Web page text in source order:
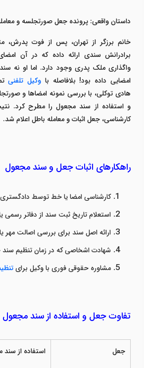
داستان واقعی: پرونده جعل صورتجلسه و
خانم برزگر از تهران، پس از فوت پدرش،
برادرانش سندی ارائه داده که در آن
واگذاری ملک پدری وجود دارد. اما او نه
امضایی داده بود! بلافاصله با وکیل تلفنی
هادی توکلی، با بررسی نمونه امضاها و
و استفاده از سند مجعول را مطرح کرد.
کارشناسی، جعل اثبات و معامله باطل اعلام شد.
راهکارهای اثبات جعل و سند مجعول
کارشناسی امضا یا خط توسط دادگستری
استعلام تاریخ ثبت سند از دفاتر رسمی
ارائه اصل سند برای بررسی اصالت مهر
شهادت اشخاصی که در زمان تنظیم سند
مشاوره حقوقی فوری با وکیل برای
تفاوت جعل و استفاده از سند مجعول
جعل استفاده از